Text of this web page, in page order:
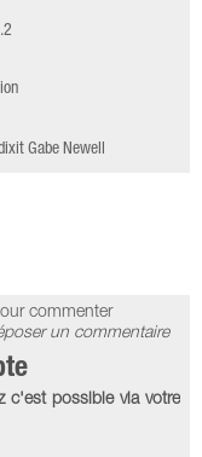
Gabe Newell
commenter
un commentaire
c'est possible via votre